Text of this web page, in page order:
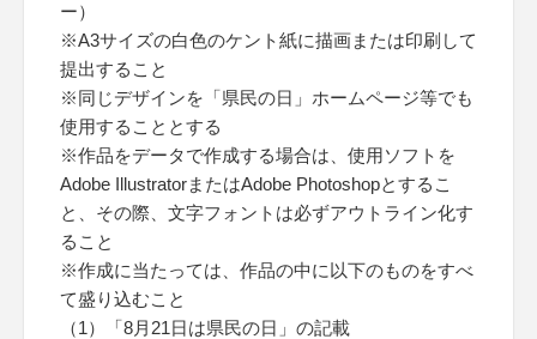
ー）
※A3サイズの白色のケント紙に描画または印刷して
提出すること
※同じデザインを「県民の日」ホームページ等でも
使用することとする
※作品をデータで作成する場合は、使用ソフトを
Adobe IllustratorまたはAdobe Photoshopとするこ
と、その際、文字フォントは必ずアウトライン化す
ること
※作成に当たっては、作品の中に以下のものをすべ
て盛り込むこと
（1）「8月21日は県民の日」の記載